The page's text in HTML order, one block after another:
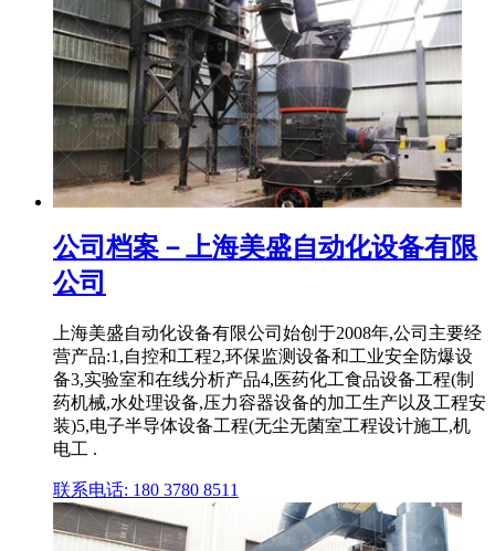
公司档案－上海美盛自动化设备有限
公司
上海美盛自动化设备有限公司始创于2008年,公司主要经
营产品:1,自控和工程2,环保监测设备和工业安全防爆设
备3,实验室和在线分析产品4,医药化工食品设备工程(制
药机械,水处理设备,压力容器设备的加工生产以及工程安
装)5,电子半导体设备工程(无尘无菌室工程设计施工,机
电工 .
联系电话: 180 3780 8511